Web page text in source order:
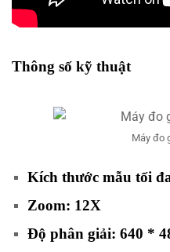
Thông số kỹ thuật
Máy đo
Kích thước mẫu tối
Zoom: 12X
Độ phân giải: 640 *